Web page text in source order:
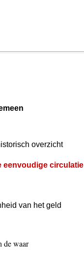
overzicht
eenvoudige circulatie
van het geld
de waar